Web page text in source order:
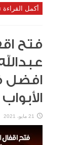
أكمل القراءة
فتح
افضل
الأبواب
21 مايو، 2021